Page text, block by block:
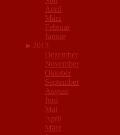
April
März
Februar
Januar
► 2013
Dezember
November
Oktober
September
August
Juni
Mai
April
März